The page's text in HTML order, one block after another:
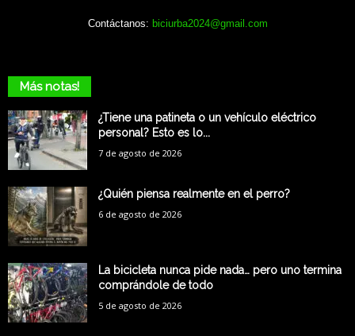
Contáctanos: biciurba2024@gmail.com
Más notas!
¿Tiene una patineta o un vehículo eléctrico
personal? Esto es lo...
7 de agosto de 2026
¿Quién piensa realmente en el perro?
6 de agosto de 2026
La bicicleta nunca pide nada… pero uno termina
comprándole de todo
5 de agosto de 2026